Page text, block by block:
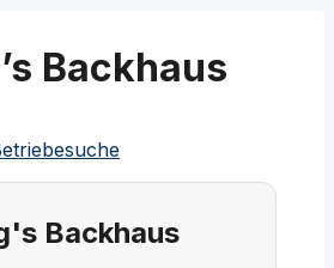
Backhaus
Backhaus